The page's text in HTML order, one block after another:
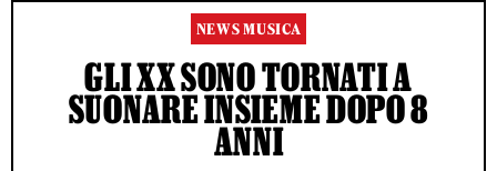
NEWS MUSICA
GLI XX SONO TORNATI A
SUONARE INSIEME DOPO 8
ANNI